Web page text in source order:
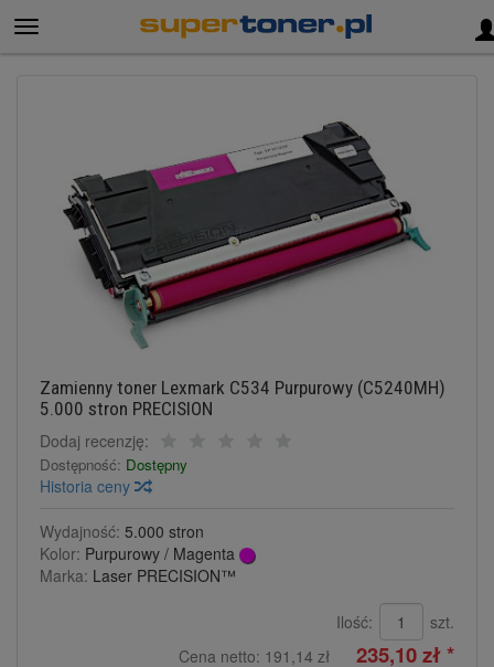
Zamienny toner Lexmark C534 Purpurowy (C5240MH)
5.000 stron PRECISION
Dodaj recenzję:
Dostępność: Dostępny
Historia ceny
Wydajność: 5.000 stron
Kolor: Purpurowy / Magenta
Marka: Laser PRECISION™
Ilość:
szt.
Cena netto: 191,14 zł 235,10 zł *